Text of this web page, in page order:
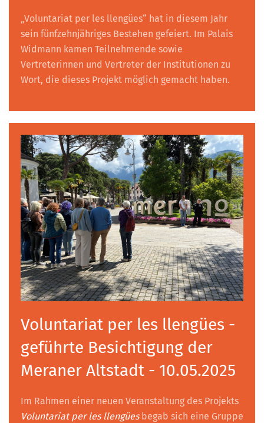
„Voluntariat per les llengües“ hat in diesem Jahr
sein fünfzehnjähriges Bestehen gefeiert. Im Palais
Widmann kamen Teilnehmende sowie
Vertreterinnen und Vertreter der Institutionen zu
Wort, die dieses Projekt möglich gemacht haben.
Voluntariat per les llengües -
geführte Besichtigung der
Meraner Altstadt - 10.05.2025
Im Rahmen einer neuen Veranstaltung des Projekts
Voluntariat per les llengüesbegab sich eine Gruppe